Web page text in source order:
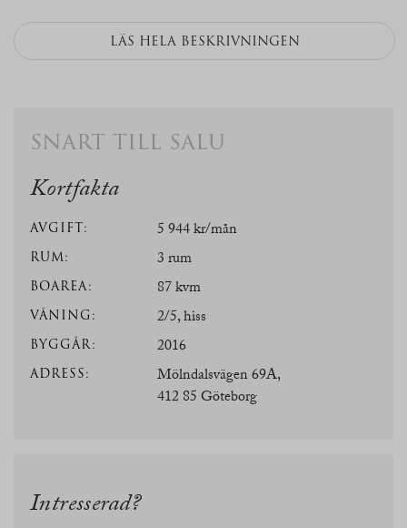
LÄS HELA BESKRIVNINGEN
snart till salu
Kortfakta
AVGIFT: 5 944 kr/mån
RUM: 3 rum
BOAREA: 87 kvm
VÅNING: 2/5, hiss
BYGGÅR: 2016
ADRESS:
Mölndalsvägen 69A,
412 85 Göteborg
Intresserad?